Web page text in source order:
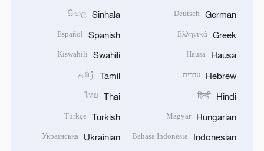
German
Deutsch
Greek
Ελληνικά
Hausa
Hausa
Hebrew עברית
Hindi
हिन्दी
Hungarian
Magyar
Indonesian
Bahasa Indonesia
Sinhala
සිංහල
Spanish
Español
Swahili
Kiswahili
Tamil
தமிழ்
Thai
ไทย
Turkish
Türkçe
Ukrainian
Українська